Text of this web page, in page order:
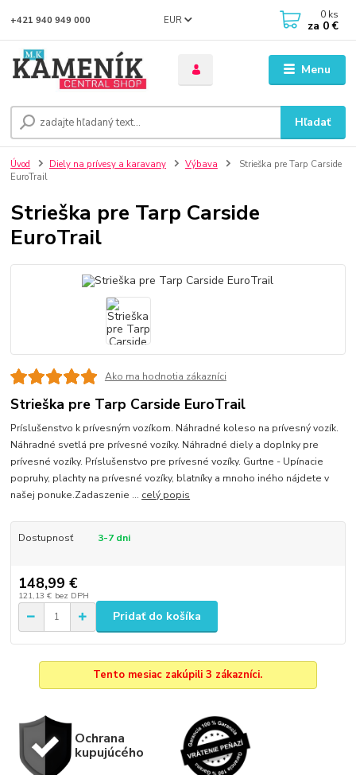
Menu
EUR
Hľadať
+421 940 949 000 0 ks
za 0 €
Úvod Diely na prívesy a karavany Výbava
Strieška pre Tarp Carside
EuroTrail
Strieška pre Tarp Carside
EuroTrail
Ako ma hodnotia zákazníci
Strieška pre Tarp Carside EuroTrail
Príslušenstvo k prívesným vozíkom. Náhradné koleso na prívesný vozík.
Náhradné svetlá pre prívesné vozíky. Náhradné diely a doplnky pre
prívesné vozíky. Príslušenstvo pre prívesné vozíky. Gurtne - Upínacie
popruhy, plachty na prívesné vozíky, blatníky a mnoho iného nájdete v
našej ponuke.Zadaszenie ... celý popis
Dostupnosť 3-7 dni
148,99 €
121,13 € bez DPH
Pridať do košíka
Tento mesiac zakúpili 3 zákazníci.
Ochrana
kupujúcého